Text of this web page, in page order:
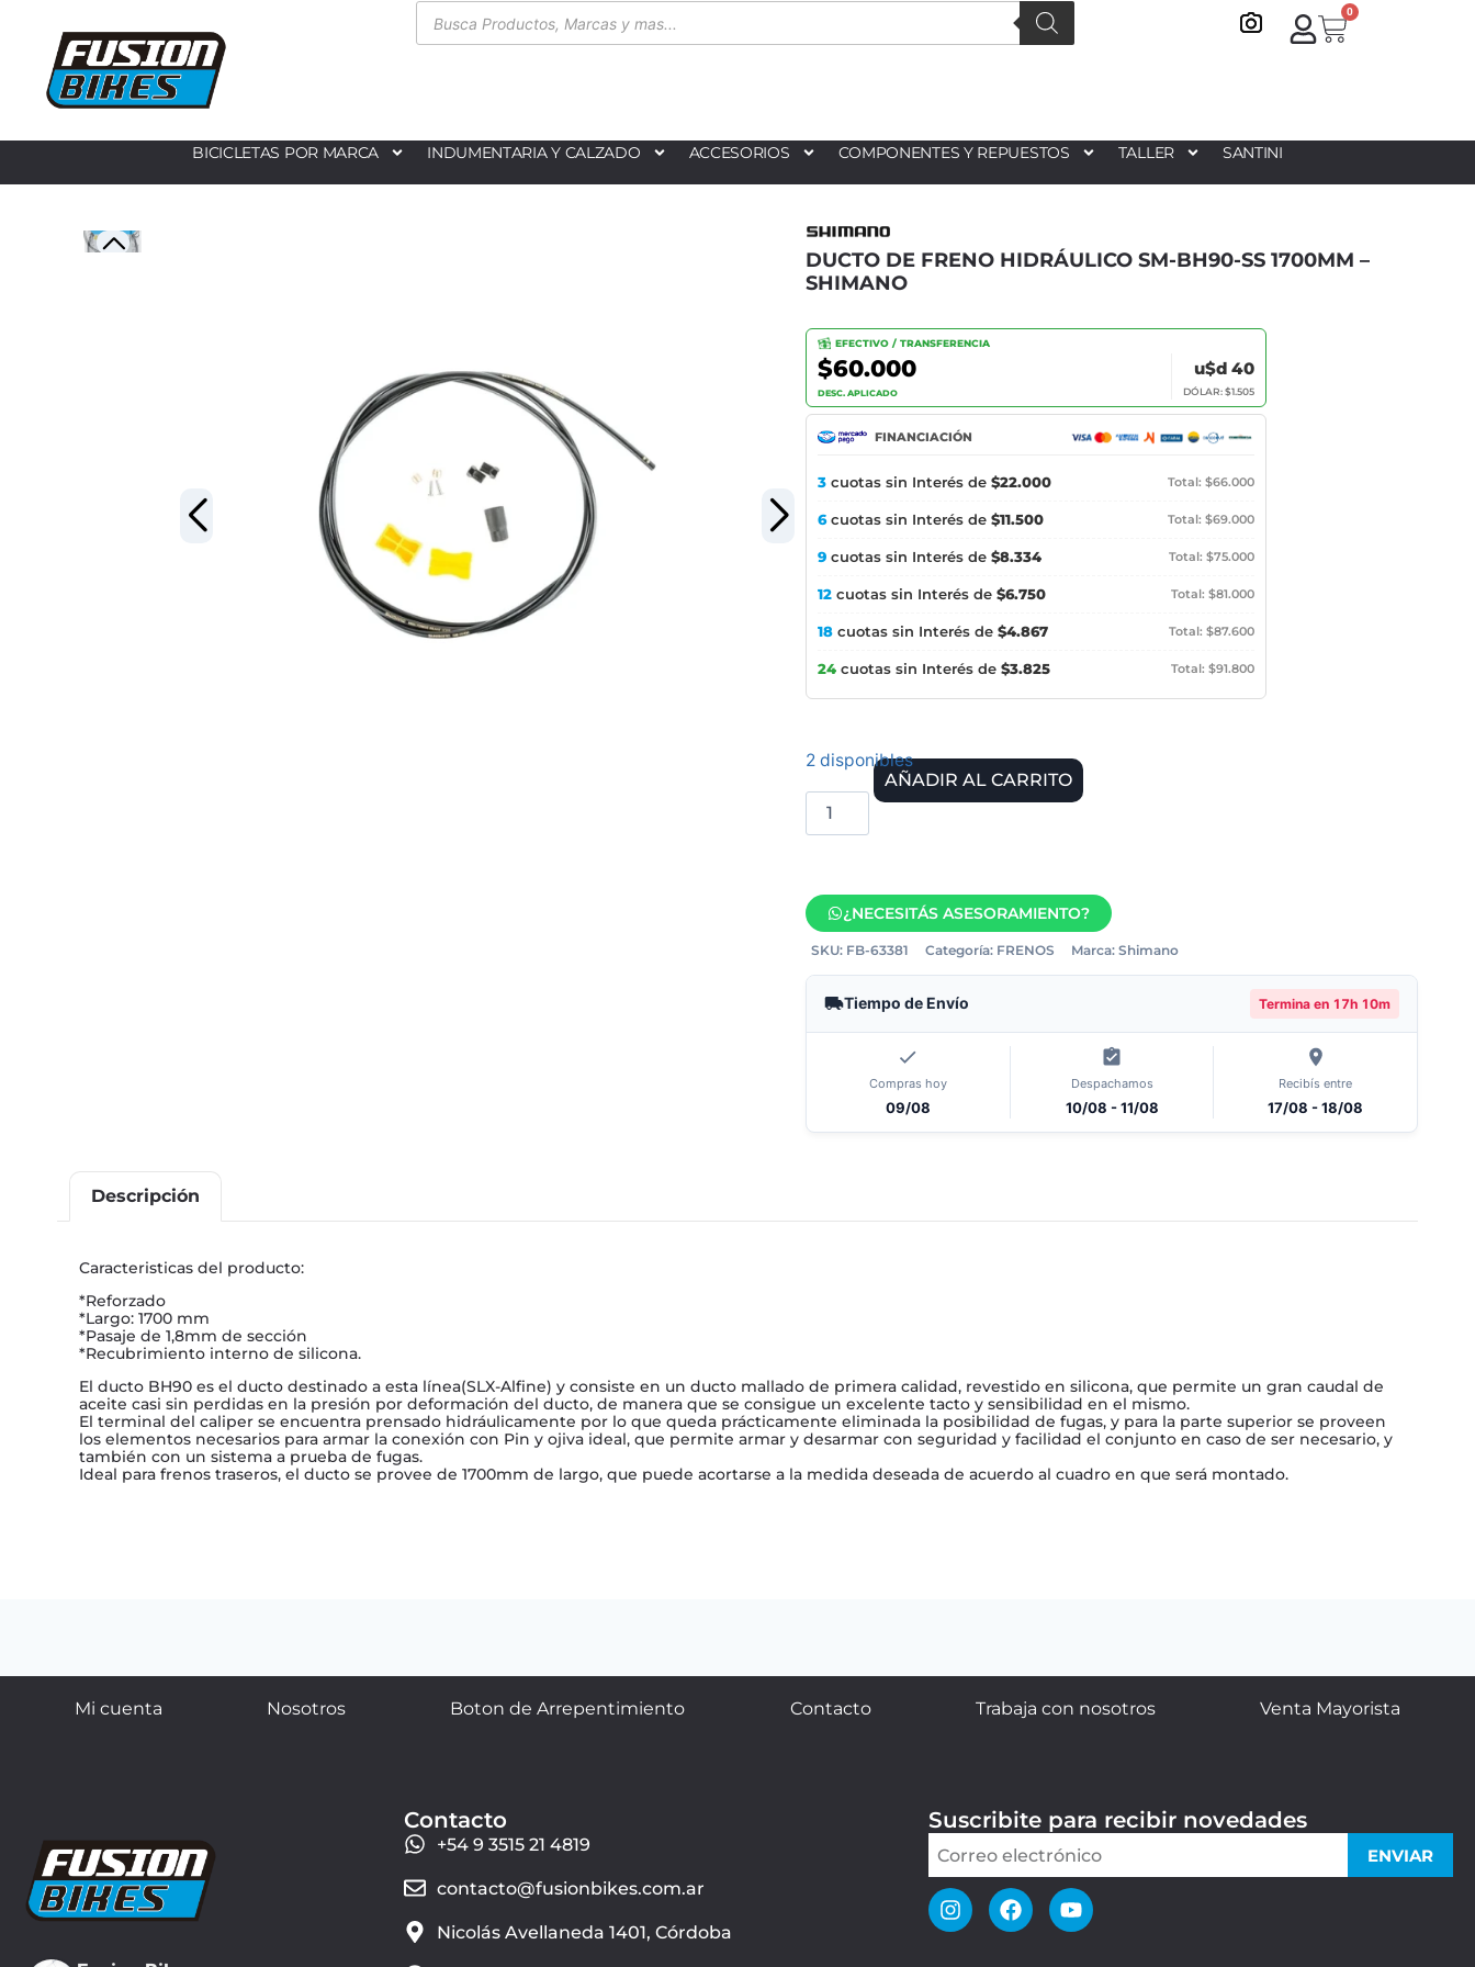
0
BICICLETAS POR MARCA INDUMENTARIA Y CALZADO ACCESORIOS COMPONENTES Y REPUESTOS TALLER SANTINI
DUCTO DE FRENO HIDRÁULICO SM-BH90-SS 1700MM –
SHIMANO
EFECTIVO / TRANSFERENCIA
$60.000
DESC. APLICADO
u$d 40
DÓLAR: $1.505
FINANCIACIÓN
3 cuotas sin Interés de $22.000 Total: $66.000
6cuotas sin Interés de $11.500 Total: $69.000
9 cuotas sin Interés de $8.334 Total: $75.000
12 cuotas sin Interés de $6.750 Total: $81.000
18 cuotas sin Interés de $4.867 Total: $87.600
24 cuotas sin Interés de $3.825 Total: $91.800
2 disponibles
AÑADIR AL CARRITO
¿NECESITÁS ASESORAMIENTO?
SKU: FB-63381 Categoría: FRENOS Marca: Shimano
Tiempo de Envío Termina en 17h 10m
Compras hoy
09/08
Despachamos
10/08 - 11/08
Recibís entre
17/08 - 18/08
Descripción
Caracteristicas del producto:
*Reforzado
*Largo: 1700 mm
*Pasaje de 1,8mm de sección
*Recubrimiento interno de silicona.
El ducto BH90 es el ducto destinado a esta línea(SLX-Alfine) y consiste en un ducto mallado de primera calidad, revestido en silicona, que permite un gran caudal de
aceite casi sin perdidas en la presión por deformación del ducto, de manera que se consigue un excelente tacto y sensibilidad en el mismo.
El terminal del caliper se encuentra prensado hidráulicamente por lo que queda prácticamente eliminada la posibilidad de fugas, y para la parte superior se proveen
los elementos necesarios para armar la conexión con Pin y ojiva ideal, que permite armar y desarmar con seguridad y facilidad el conjunto en caso de ser necesario, y
también con un sistema a prueba de fugas.
Ideal para frenos traseros, el ducto se provee de 1700mm de largo, que puede acortarse a la medida deseada de acuerdo al cuadro en que será montado.
Mi cuenta Nosotros Boton de Arrepentimiento Contacto Trabaja con nosotros Venta Mayorista
Contacto
+54 9 3515 21 4819
contacto@fusionbikes.com.ar
Nicolás Avellaneda 1401, Córdoba
Suscribite para recibir novedades
ENVIAR